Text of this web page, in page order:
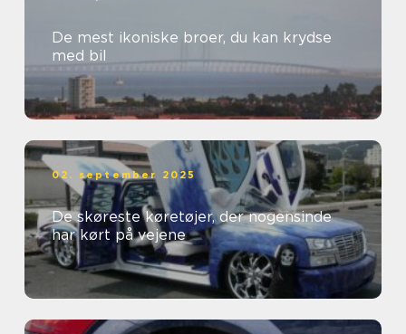
De mest ikoniske broer, du kan krydse
med bil
02. september 2025
De skøreste køretøjer, der nogensinde
har kørt på vejene